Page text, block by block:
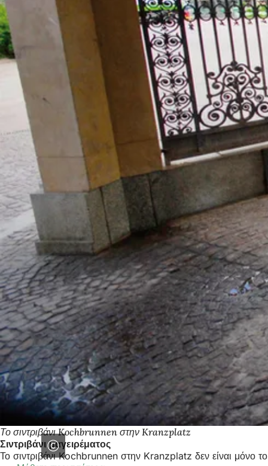
Το σιντριβάνι Kochbrunnen στην Kranzplatz
Σιντριβάνι μαγειρέματος
Το σιντριβάνι Kochbrunnen στην Kranzplatz δεν είναι μόνο